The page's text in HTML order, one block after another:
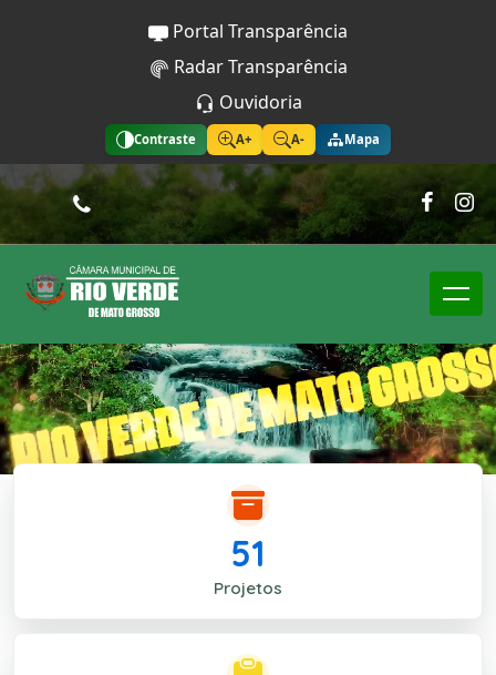
Portal Transparência
Radar Transparência
Ouvidoria
Contraste A+ A- Mapa
51
Projetos